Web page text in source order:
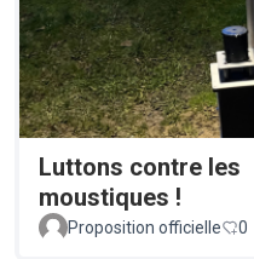
Luttons contre les
moustiques !
Proposition officielle
0